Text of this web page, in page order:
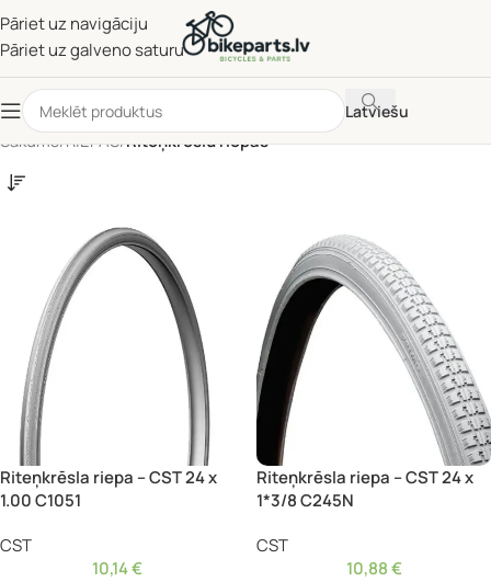
Pāriet uz navigāciju
Pāriet uz galveno saturu
Latviešu
Sākums/RIEPAS/Riteņkrēslu riepas
Riteņkrēsla riepa – CST 24 x
1.00 C1051
CST
10,14€
Riteņkrēsla riepa – CST 24 x
1*3/8 C245N
CST
10,88€